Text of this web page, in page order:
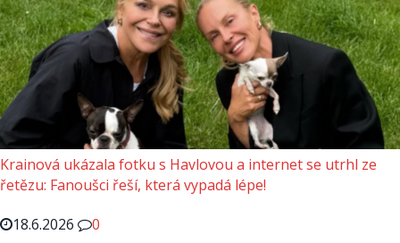
Krainová ukázala fotku s Havlovou a internet se utrhl ze
řetězu: Fanoušci řeší, která vypadá lépe!
18.6.2026
0